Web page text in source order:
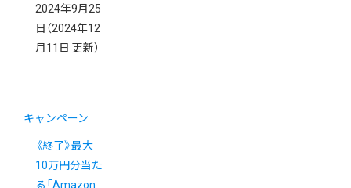
2024年9月25
日 （2024年12
月11日 更新）
キャンペーン
《終了》最大
10万円分当た
る「Amazon